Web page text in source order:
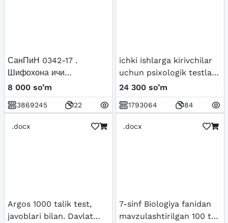
СанПиН 0342-17 .
Шифохона ичи
инфекциялари
профилактикаси бўйича
амалдаги 0304-12-сонли
санитария қоида ва
8 000 so’m
3869245 22
ichki ishlarga kirivchilar
uchun psixologik testlar
to`plami
24 300 so’m
1793064 84
.docx
Argos 1000 talik test,
javoblari bilan. Davlat
.docx
7-sinf Biologiya fanidan
mavzulashtirilgan 100 ta